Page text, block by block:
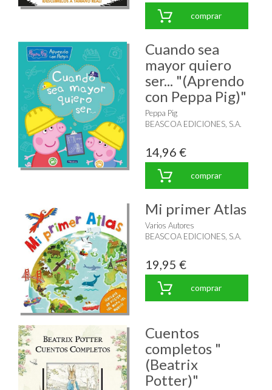
comprar
Cuando sea
mayor quiero
ser... "(Aprendo
con Peppa Pig)"
Peppa Pig
BEASCOA EDICIONES, S.A.
14,96 €
comprar
Mi primer Atlas
Varios Autores
BEASCOA EDICIONES, S.A.
19,95 €
comprar
Cuentos
completos "
(Beatrix
Potter)"